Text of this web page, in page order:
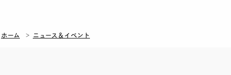
ホーム ニュース＆イベント